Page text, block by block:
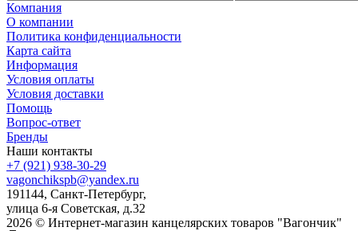
Компания
О компании
Политика конфиденциальности
Карта сайта
Информация
Условия оплаты
Условия доставки
Помощь
Вопрос-ответ
Бренды
Наши контакты
+7 (921) 938-30-29
vagonchikspb@yandex.ru
191144, Санкт-Петербург,
улица 6-я Советская, д.32
2026 © Интернет-магазин канцелярских товаров "Вагончик"